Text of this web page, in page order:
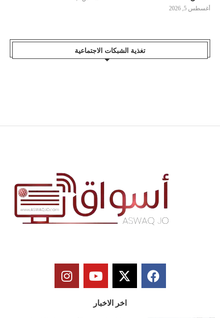
أغسطس 5, 2026
تغذية الشبكات الاجتماعية
اخر الاخبار